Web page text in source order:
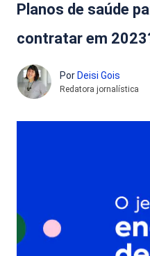
Planos de saúde
contratar em
PorDeisi Gois
Redatora jornalística